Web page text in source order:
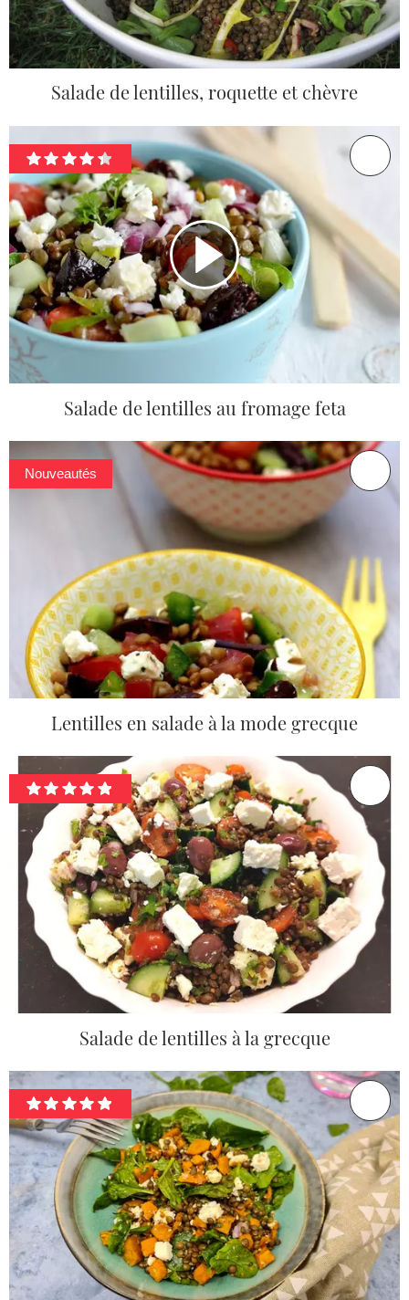
Salade de lentilles, roquette et chèvre
Salade de lentilles au fromage feta
Nouveautés
Lentilles en salade à la mode grecque
Salade de lentilles à la grecque